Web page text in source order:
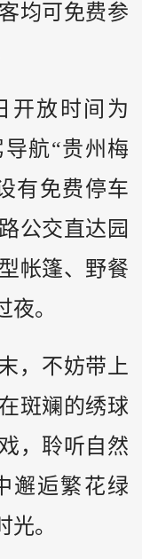
均可免费参
开放时间为
导航“贵州梅
有免费停车
公交直达园
帐篷、野餐
。
，不妨带上
斑斓的绣球
，聆听自然
邂逅繁花绿
。